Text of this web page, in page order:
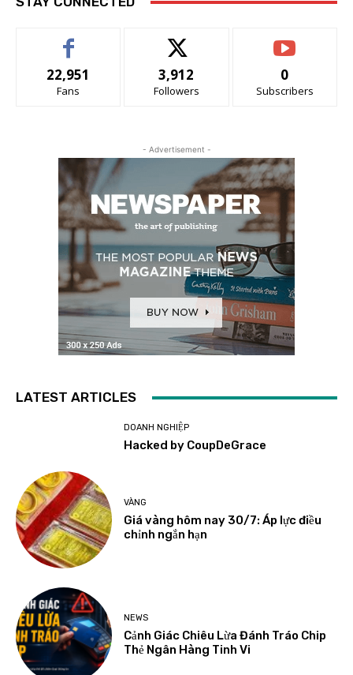
22,951
Fans
3,912
Followers
0
Subscribers
- Advertisement -
LATEST ARTICLES
DOANH NGHIỆP
Hacked by CoupDeGrace
VÀNG
Giá vàng hôm nay 30/7: Áp lực điều
chỉnh ngắn hạn
NEWS
Cảnh Giác Chiêu Lừa Đánh Tráo Chip
Thẻ Ngân Hàng Tinh Vi